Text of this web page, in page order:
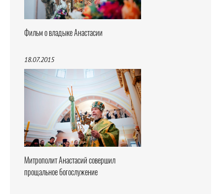
Фильм о владыке Анастасии
18.07.2015
Митрополит Анастасий совершил
прощальное богослужение